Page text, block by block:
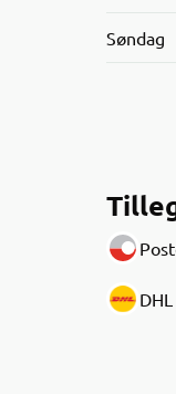
Søndag
DHL